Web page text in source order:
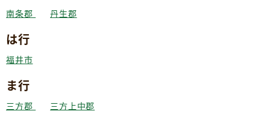
南条郡 丹生郡
は行
福井市
ま行
三方郡 三方上中郡